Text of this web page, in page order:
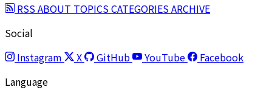
RSSABOUT TOPICSCATEGORIESARCHIVE
Social
Instagram
X GitHub YouTube
Facebook
Language